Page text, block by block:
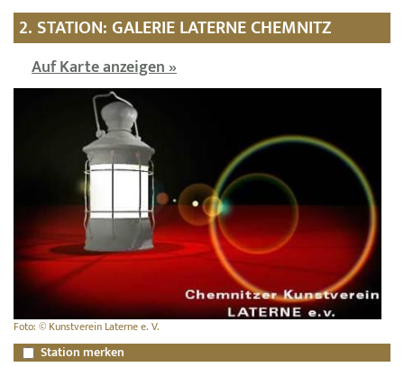
2. STATION: GALERIE LATERNE CHEMNITZ
Auf Karte anzeigen »
Foto: © Kunstverein Laterne e. V.
Station merken